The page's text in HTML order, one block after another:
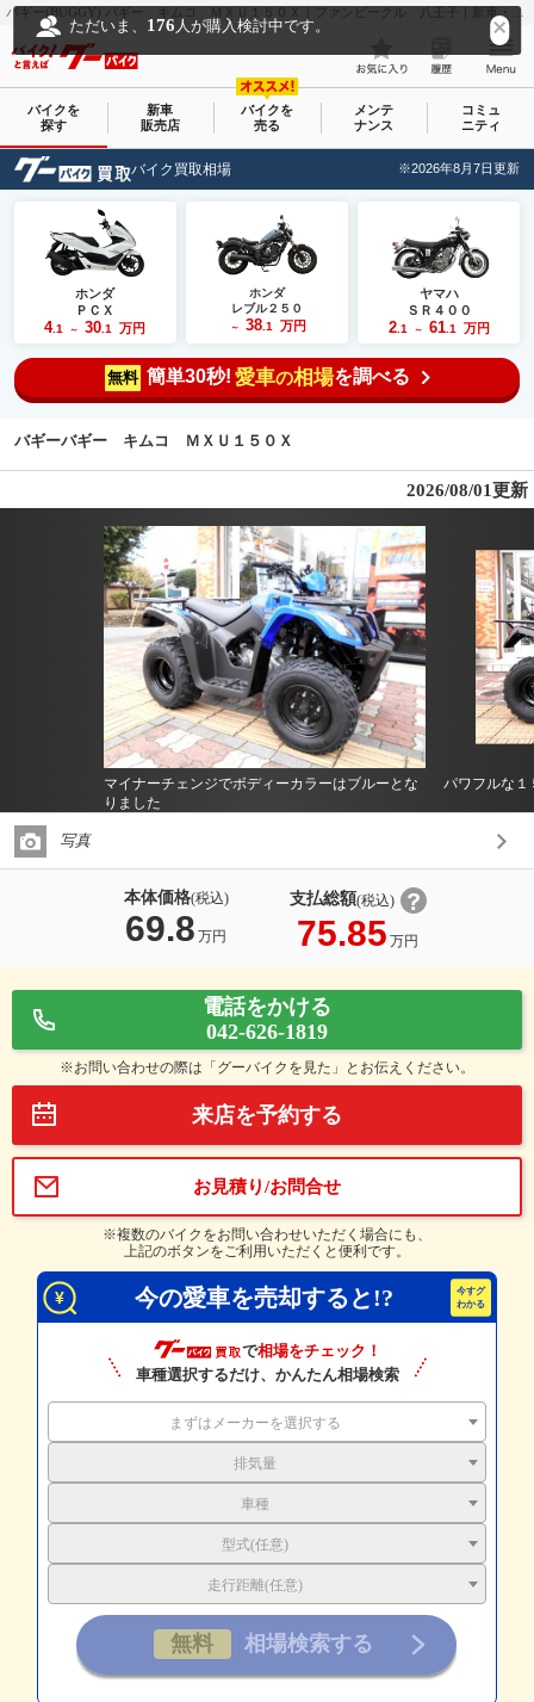
バギー(BUGGY) バギー キムコ ＭＸＵ１５０Ｘ｜ファンビークル 八王子｜新車・中古バイクなら【グーバイク(GooBike)】
ただいま、 176 人が購入検討中です。
バイクを
探す
新車
販売店
バイクを
売る
メンテ
ナンス
コミュ
ニティ
バイク買取相場 ※2026年8月7日更新
ホンダ
ＰＣＸ
4.1 ～ 30 .1 万円
ホンダ
レブル２５０
～ 38.1 万円
ヤマハ
ＳＲ４００
2.1 ～ 61.1 万円
無料 簡単30秒! 愛車の相場を調べる
バギーバギー キムコ ＭＸＵ１５０Ｘ
2026/08/01更新
マイナーチェンジでボディーカラーはブルーとな
りました
パワフルな１
写真
本体価格(税込)
69.8 万円
支払総額(税込)
75.85 万円
電話をかける
042-626-1819
※お問い合わせの際は「グーバイクを見た」とお伝えください。
来店を予約する
お見積り/お問合せ
※複数のバイクをお問い合わせいただく場合にも、
上記のボタンをご利用いただくと便利です。
今の愛車を売却すると!?
で相場をチェック！
車種選択するだけ、かんたん相場検索
まずはメーカーを選択する
排気量
車種
型式(任意)
走行距離(任意)